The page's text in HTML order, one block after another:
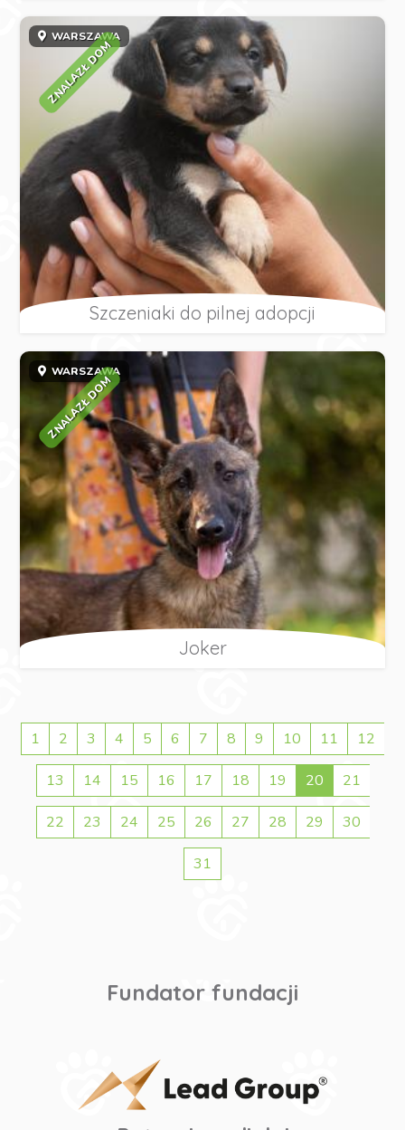
WARSZAWA
ZNALAZŁ DOM
Szczeniaki do pilnej adopcji
WARSZAWA
ZNALAZŁ DOM
Joker
1 2 3 4 5 6 7 8 9 10 11 12
13 14 15 16 17 18 19 20 21
22 23 24 25 26 27 28 29 30
31
Fundator fundacji